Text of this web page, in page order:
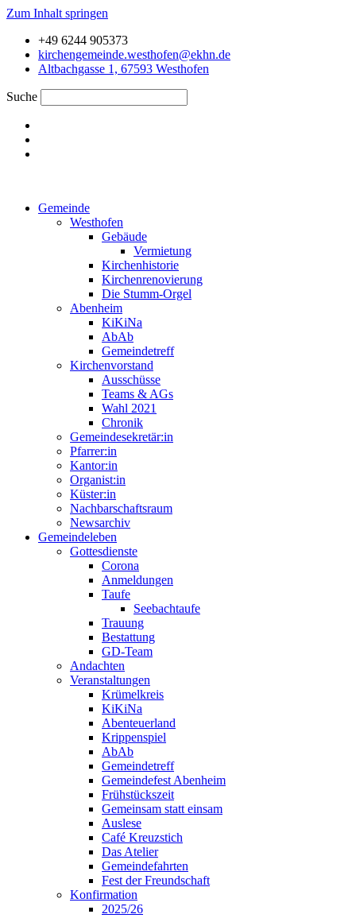
Zum Inhalt springen
+49 6244 905373
kirchengemeinde.westhofen@ekhn.de
Altbachgasse 1, 67593 Westhofen
Suche
Gemeinde
Westhofen
Gebäude
Vermietung
Kirchenhistorie
Kirchenrenovierung
Die Stumm-Orgel
Abenheim
KiKiNa
AbAb
Gemeindetreff
Kirchenvorstand
Ausschüsse
Teams & AGs
Wahl 2021
Chronik
Gemeindesekretär:in
Pfarrer:in
Kantor:in
Organist:in
Küster:in
Nachbarschaftsraum
Newsarchiv
Gemeindeleben
Gottesdienste
Corona
Anmeldungen
Taufe
Seebachtaufe
Trauung
Bestattung
GD-Team
Andachten
Veranstaltungen
Krümelkreis
KiKiNa
Abenteuerland
Krippenspiel
AbAb
Gemeindetreff
Gemeindefest Abenheim
Frühstückszeit
Gemeinsam statt einsam
Auslese
Café Kreuzstich
Das Atelier
Gemeindefahrten
Fest der Freundschaft
Konfirmation
2025/26